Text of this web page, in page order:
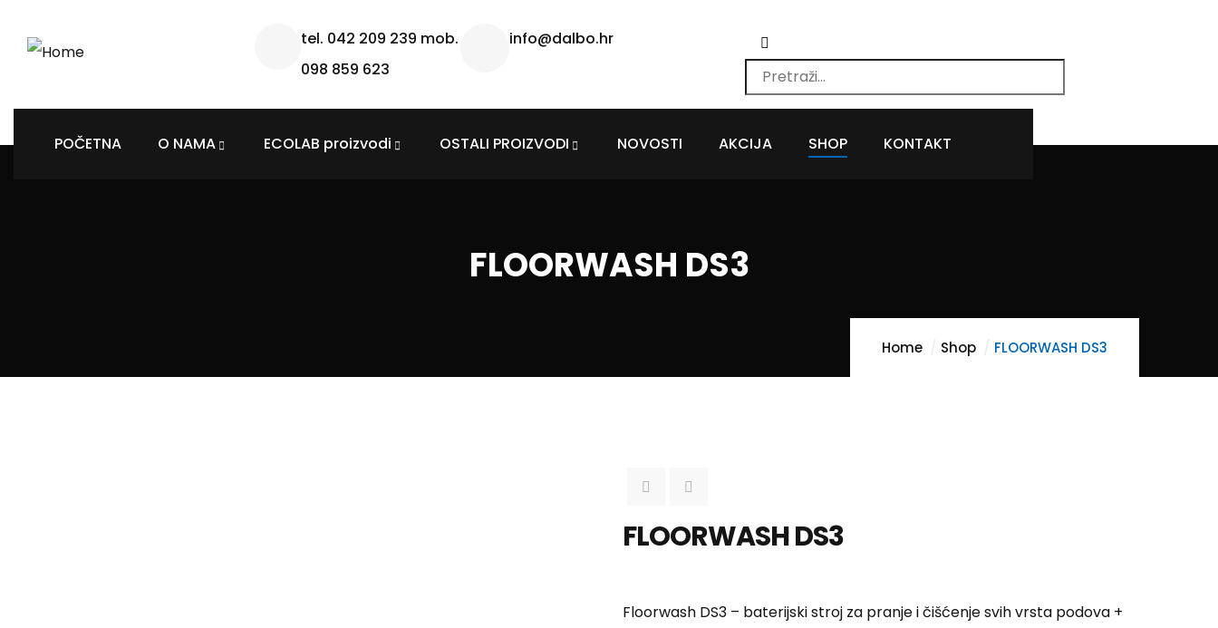
tel. 042 209 239 mob.
098 859 623
info@dalbo.hr
POČETNA O NAMA ECOLAB proizvodi OSTALI PROIZVODI NOVOSTI AKCIJA SHOP KONTAKT
FLOORWASH DS3
Home Shop FLOORWASH DS3
FLOORWASH DS3
Floorwash DS3 – baterijski stroj za pranje i čišćenje svih vrsta podova +